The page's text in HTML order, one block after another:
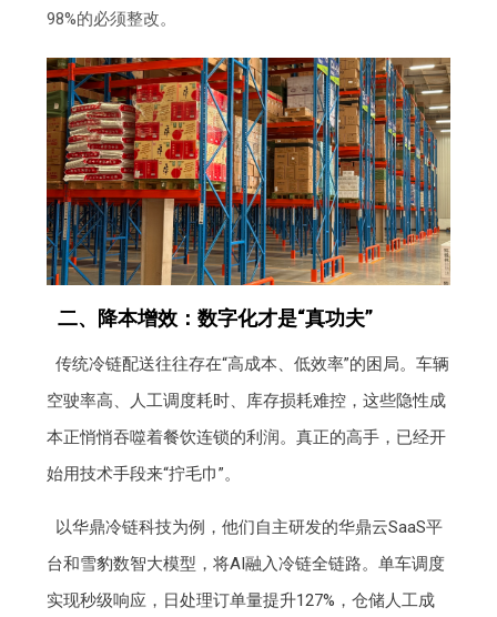
98%的必须整改。
二、降本增效：数字化才是“真功夫”
传统冷链配送往往存在“高成本、低效率”的困局。车辆
空驶率高、人工调度耗时、库存损耗难控，这些隐性成
本正悄悄吞噬着餐饮连锁的利润。真正的高手，已经开
始用技术手段来“拧毛巾”。
以华鼎冷链科技为例，他们自主研发的华鼎云SaaS平
台和雪豹数智大模型，将AI融入冷链全链路。单车调度
实现秒级响应，日处理订单量提升127%，仓储人工成